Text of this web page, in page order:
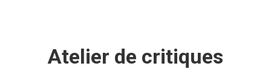
Atelier de critiques